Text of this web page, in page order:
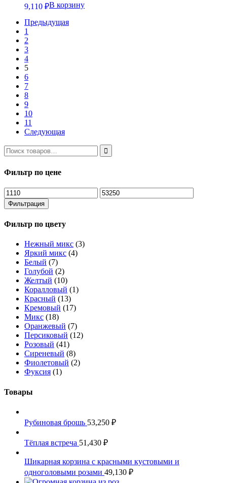
9,110 ₽В корзину
Предыдущая
1
2
3
4
5
6
7
8
9
10
11
Следующая
Фильтр по цене
Минимальная
цена
Максимальная
цена
Фильтрация
Фильтр по цвету
Нежный микс (3)
Яркий микс (4)
Белый (7)
Голубой (2)
Желтый (10)
Коралловый (1)
Красный (13)
Кремовый (17)
Микс (18)
Оранжевый (7)
Персиковый (12)
Розовый (41)
Сиреневый (8)
Фиолетовый (2)
Фуксия (1)
Товары
Рубиновая брошь 53,250 ₽
Тёплая встреча 51,430 ₽
Шикарная корзина с красными кустовыми и
одноголовыми розами 49,130 ₽